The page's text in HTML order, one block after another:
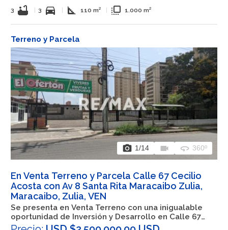
3 bathtub 3 directions_car square_foot 110 m² flip_to_front 1.000 m²
Terreno y Parcela
photo_camera 1/14 videocam 360 360º
En Venta Terreno y Parcela Calle 67 Cecilio
Acosta con Av 8 Santa Rita Maracaibo Zulia,
Maracaibo, Zulia, VEN
Se presenta en Venta Terreno con una inigualable
oportunidad de Inversión y Desarrollo en Calle 67
Cecilio Acosta con Av 8 Santa Rita Maracaibo Zulia